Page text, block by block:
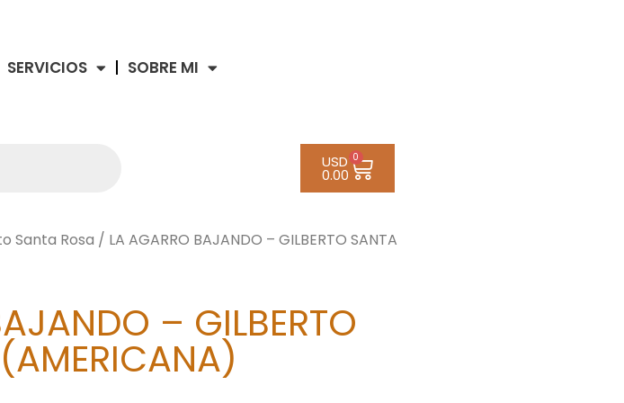
SERVICIOS SOBRE MI
USD
0.00
0
Santa Rosa / LA AGARRO BAJANDO – GILBERTO SANTA
– GILBERTO